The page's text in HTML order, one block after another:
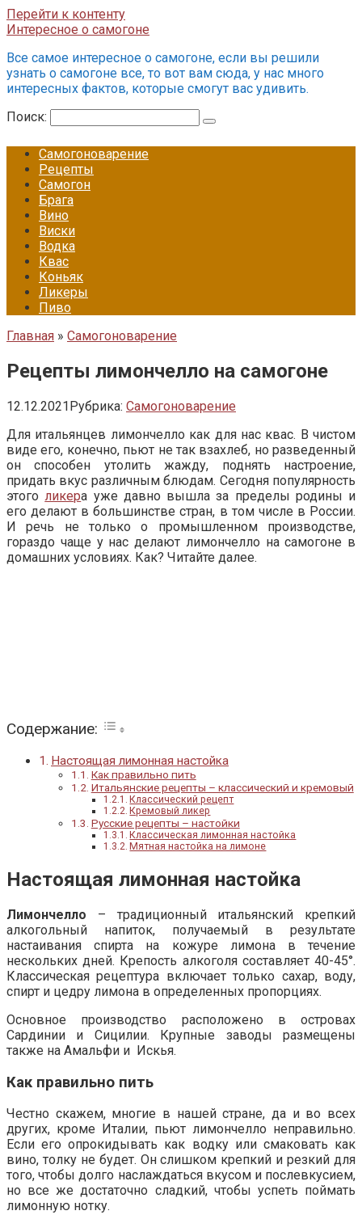
Перейти к контенту
Интересное о самогоне
Все самое интересное о самогоне, если вы решили
узнать о самогоне все, то вот вам сюда, у нас много
интересных фактов, которые смогут вас удивить.
Поиск:
Самогоноварение
Рецепты
Самогон
Брага
Вино
Виски
Водка
Квас
Коньяк
Ликеры
Пиво
Главная » Самогоноварение
Рецепты лимончелло на самогоне
12.12.2021Рубрика: Самогоноварение
Для итальянцев лимончелло как для нас квас. В чистом
виде его, конечно, пьют не так взахлеб, но разведенный
он способен утолить жажду, поднять настроение,
придать вкус различным блюдам. Сегодня популярность
этоголикера уже давно вышла за пределы родины и
его делают в большинстве стран, в том числе в России.
И речь не только о промышленном производстве,
гораздо чаще у нас делают лимончелло на самогоне в
домашних условиях. Как? Читайте далее.
Содержание:
Настоящая лимонная настойка
Как правильно пить
Итальянские рецепты – классический и кремовый
Классический рецепт
Кремовый ликер
Русские рецепты – настойки
Классическая лимонная настойка
Мятная настойка на лимоне
Настоящая лимонная настойка
Лимончелло – традиционный итальянский крепкий
алкогольный напиток, получаемый в результате
настаивания спирта на кожуре лимона в течение
нескольких дней. Крепость алкоголя составляет 40-45°.
Классическая рецептура включает только сахар, воду,
спирт и цедру лимона в определенных пропорциях.
Основное производство расположено в островах
Сардинии и Сицилии. Крупные заводы размещены
также на Амальфи и Искья.
Как правильно пить
Честно скажем, многие в нашей стране, да и во всех
других, кроме Италии, пьют лимончелло неправильно.
Если его опрокидывать как водку или смаковать как
вино, толку не будет. Он слишком крепкий и резкий для
того, чтобы долго наслаждаться вкусом и послевкусием,
но все же достаточно сладкий, чтобы успеть поймать
лимонную нотку.